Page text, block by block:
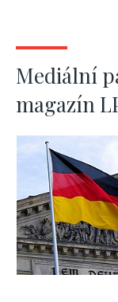
Mediální
magazín